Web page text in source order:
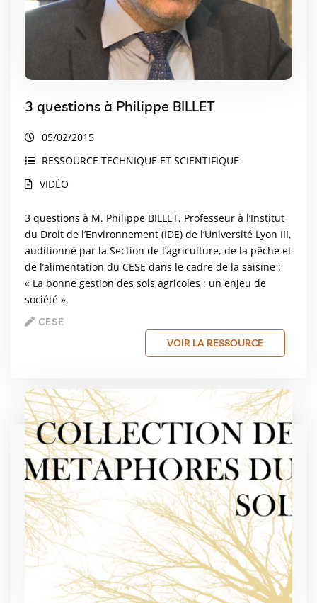
3 questions à Philippe BILLET
05/02/2015
RESSOURCE TECHNIQUE ET SCIENTIFIQUE
VIDÉO
3 questions à M. Philippe BILLET, Professeur à l’Institut
du Droit de l’Environnement (IDE) de l’Université Lyon III,
auditionné par la Section de l’agriculture, de la pêche et
de l’alimentation du CESE dans le cadre de la saisine :
« La bonne gestion des sols agricoles : un enjeu de
société ».
CESE
VOIR LA RESSOURCE